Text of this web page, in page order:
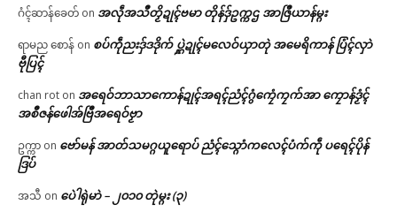
ဂံၚ်ဆာန်ခေတ် on အလဵုအသဳတၟိဍုၚ်ဗမာ တိုန်ဒှ်ဥက္ကဌ အာဇြဳယာန်မ္ဂး
ရာမည စောန် on စပ်ကဵုညးဒှ်ဒဒိုက် ပ္ဋဲဍုၚ်မလေဝ်ယှာတုဲ အမေရိကာန် ပြံၚ်လှာဲ
ဗီုပြၚ်
chan rot on အရေဝ်ဘာသာကောန်ဍုၚ်အရၚ်ညံၚ်ဂွံကၠေံကၠက်အာ ကၠောန်ဒၟံၚ်
အစဳဇန်ဖေါအ်ဗြဳအရေဝ်ဗၟာ
ဥက္ကာ on ဗော်မန် အာတ်သမဂ္ဂယူရောပ် ညံၚ်သ္ဂောံကလေၚ်ပံက်ကဵု ပရေၚ်ပိုန်
ဒြပ်
အသီ on ပေဲါရုဲမာဲ – ၂၀၁၀ တုဲမ္ဂး (၃)